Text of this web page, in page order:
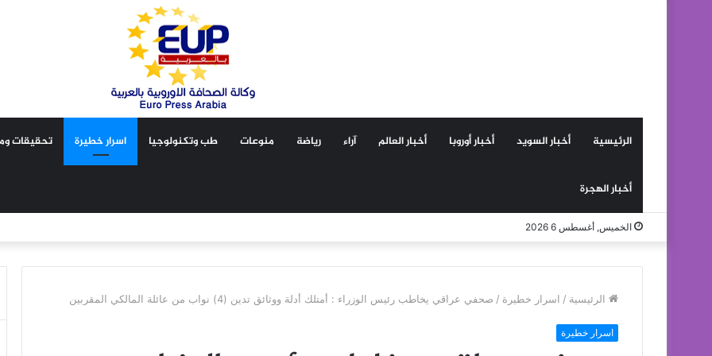
الرئيسية أخبار السويد أخبار أوروبا أخبار العالم آراء رياضة منوعات طب وتكنولوجيا اسرار خطيرة تحقيقات
أخبار الهجرة
الخميس, أغسطس 6 2026
الرئيسية / اسرار خطيرة / صحفي عراقي يخاطب رئيس الوزراء : أمتلك أدلة ووثائق تدين (4) نواب من عائلة المالكي المقربين
اسرار خطيرة